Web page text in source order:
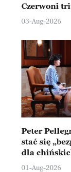
Czerwoni
Ningbo
03-Aug-2026
Peter
stać się
dla
Europejskiej
01-Aug-2026